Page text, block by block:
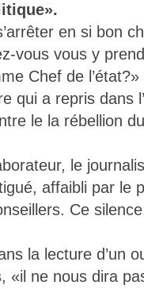
en si bon
vous vous y
Chef de
qui a repris dans
le la rébellion
le
affaibli par le
Ce
la lecture d’un
«il ne nous dira